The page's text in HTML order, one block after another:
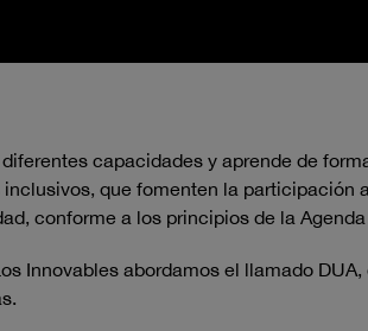
capacidades y aprende de
que fomenten la participación
conforme a los principios de la
Innovables abordamos el llamado